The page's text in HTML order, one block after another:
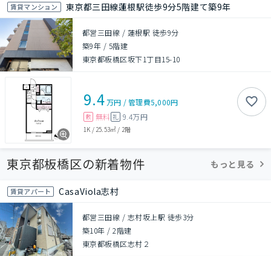
賃貸マンション 東京都三田線蓮根駅徒歩9分5階建て築9年
都営三田線 / 蓮根駅 徒歩9分
築9年 / 5階建
東京都板橋区坂下1丁目15-10
9.4万円 /管理費5,000円
敷 無料 礼 9.4万円
1K / 25.53㎡ / 2階
東京都板橋区の新着物件 もっと見る
賃貸アパート CasaViola志村
都営三田線 / 志村坂上駅 徒歩3分
築10年 /2階建
東京都板橋区志村２